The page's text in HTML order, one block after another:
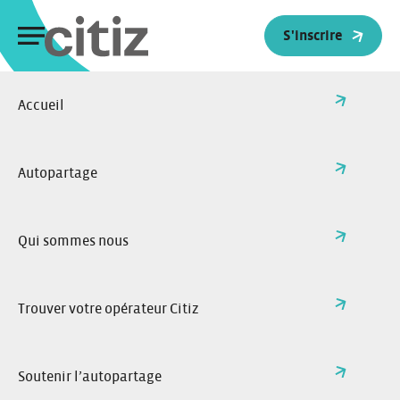
S'inscrire
Accueil
Autopartage
Qui sommes nous
Trouver votre opérateur Citiz
Soutenir l’autopartage
Retour à l'accueil
>
confidentialité
pratiques de protection des informations qui sont
traitées par le biais de notre site www.citiz.coop (ci-
de Nancy, 67000 Strasbourg, Société coopérative de
consommation à forme anonyme et conseil
441 965 043, numéro de TVA intracommunautaire
Panneau de gestion des cookies